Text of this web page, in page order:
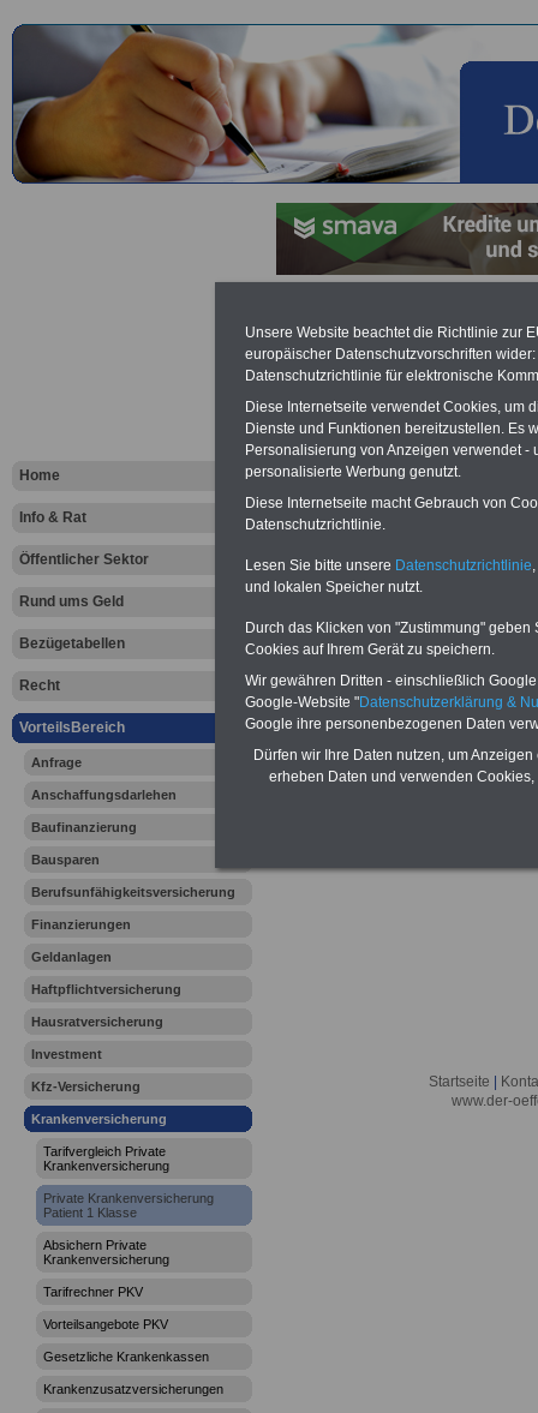
Home
Info & Rat
Öffentlicher Sektor
Rund ums Geld
Bezügetabellen
Recht
VorteilsBereich
Anfrage
Anschaffungsdarlehen
Baufinanzierung
Bausparen
Berufsunfähigkeitsversicherung
Finanzierungen
Geldanlagen
Haftpflichtversicherung
Hausratversicherung
Investment
Kfz-Versicherung
Krankenversicherung
Tarifvergleich Private
Krankenversicherung
Private Krankenversicherung
Patient 1 Klasse
Absichern Private
Krankenversicherung
Tarifrechner PKV
Vorteilsangebote PKV
Gesetzliche Krankenkassen
Krankenzusatzversicherungen
Werden
Klasse
den
Werden Sie
Hier kommen
günstigen
- Optimaler
- Kostenlos und
- TOP-Anbieter
Startseite
www.der-
Unsere Website beachtet die Richtlinie zur
europäischer Datenschutzvorschriften
Datenschutzrichtlinie für elektronische
Diese Internetseite verwendet Cookies, um
Dienste und Funktionen bereitzustellen. Es
Personalisierung von Anzeigen verwendet
personalisierte Werbung genutzt.
Diese Internetseite macht Gebrauch von
Datenschutzrichtlinie.
Lesen Sie bitte unsere Datenschutzrichtlinie
und lokalen Speicher nutzt.
Durch das Klicken von "Zustimmung"
Cookies auf Ihrem Gerät zu speichern.
Wir gewähren Dritten - einschließlich
Google-Website "Datenschutzerklärung &
Google ihre personenbezogenen Daten
Dürfen wir Ihre Daten nutzen, um
erheben Daten und verwenden